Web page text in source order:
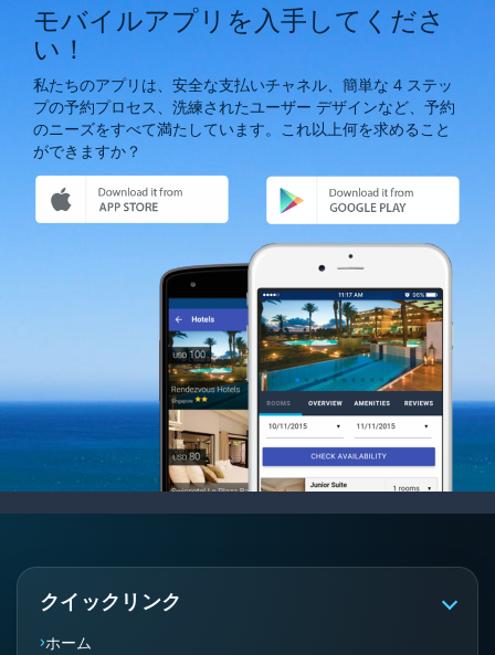
モバイルアプリを入手してくださ
い！
私たちのアプリは、安全な支払いチャネル、簡単な 4 ステッ
プの予約プロセス、洗練されたユーザー デザインなど、予約
のニーズをすべて満たしています。これ以上何を求めること
ができますか？
クイックリンク
ホーム